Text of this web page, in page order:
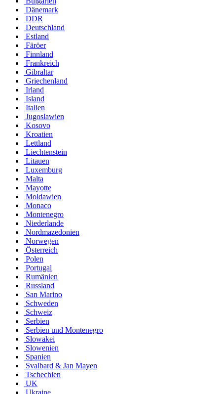
Dänemark
DDR
Deutschland
Estland
Färöer
Finnland
Frankreich
Gibraltar
Griechenland
Irland
Island
Italien
Jugoslawien
Kosovo
Kroatien
Lettland
Liechtenstein
Litauen
Luxemburg
Malta
Mayotte
Moldawien
Monaco
Montenegro
Niederlande
Nordmazedonien
Norwegen
Österreich
Polen
Portugal
Rumänien
Russland
San Marino
Schweden
Schweiz
Serbien
Serbien und Montenegro
Slowakei
Slowenien
Spanien
Svalbard & Jan Mayen
Tschechien
UK
Ukraine